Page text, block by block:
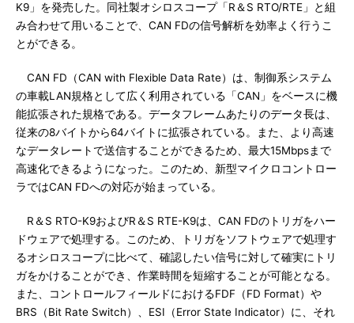
K9」を発売した。同社製オシロスコープ「R＆S RTO/RTE」と組
み合わせて用いることで、CAN FDの信号解析を効率よく行うこ
とができる。
CAN FD（CAN with Flexible Data Rate）は、制御系システム
の車載LAN規格として広く利用されている「CAN」をベースに機
能拡張された規格である。データフレームあたりのデータ長は、
従来の8バイトから64バイトに拡張されている。また、より高速
なデータレートで送信することができるため、最大15Mbpsまで
高速化できるようになった。このため、新型マイクロコントロー
ラではCAN FDへの対応が始まっている。
R＆S RTO-K9およびR＆S RTE-K9は、CAN FDのトリガをハー
ドウェアで処理する。このため、トリガをソフトウェアで処理す
るオシロスコープに比べて、確認したい信号に対して確実にトリ
ガをかけることができ、作業時間を短縮することが可能となる。
また、コントロールフィールドにおけるFDF（FD Format）や
BRS（Bit Rate Switch）、ESI（Error State Indicator）に、それ